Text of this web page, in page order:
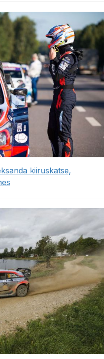
kiiruskatse,